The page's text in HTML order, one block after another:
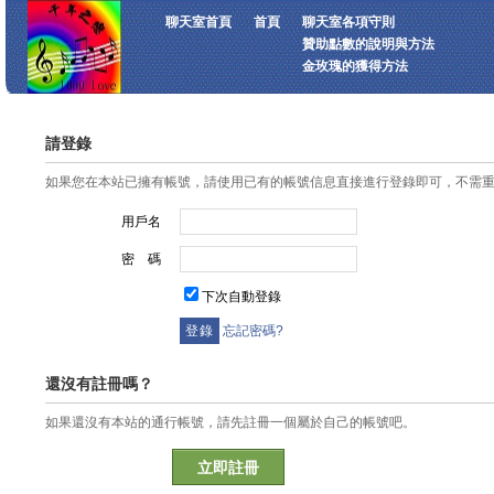
聊天室首頁 首頁
聊天室各項守則
贊助點數的說明與方法
金玫瑰的獲得方法
請登錄
如果您在本站已擁有帳號，請使用已有的帳號信息直接進行登錄即可，不需
用戶名
密 碼
下次自動登錄
忘記密碼?
還沒有註冊嗎？
如果還沒有本站的通行帳號，請先註冊一個屬於自己的帳號吧。
立即註冊